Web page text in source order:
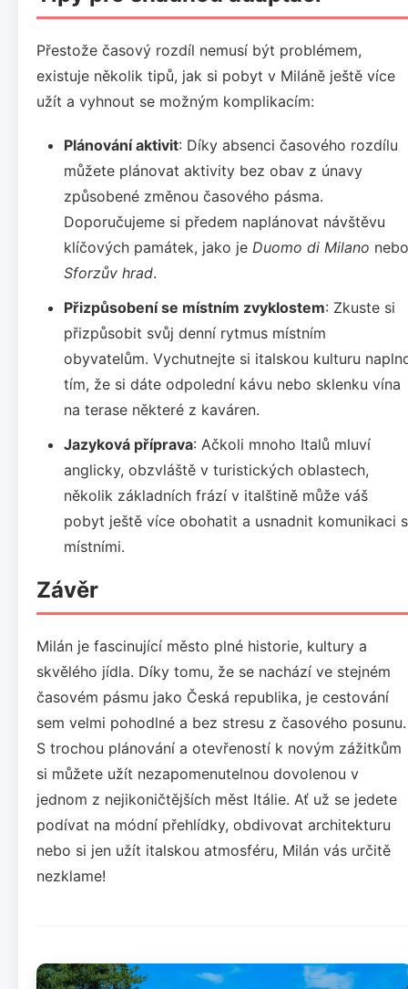
Přestože časový rozdíl nemusí být problémem,
existuje několik tipů, jak si pobyt v Miláně ještě více
užít a vyhnout se možným komplikacím:
Plánování aktivit: Díky absenci časového rozdílu
můžete plánovat aktivity bez obav z únavy
způsobené změnou časového pásma.
Doporučujeme si předem naplánovat návštěvu
klíčových památek, jako je Duomo di Milano nebo
Sforzův hrad.
Přizpůsobení se místním zvyklostem: Zkuste si
přizpůsobit svůj denní rytmus místním
obyvatelům. Vychutnejte si italskou kulturu
tím, že si dáte odpolední kávu nebo sklenku vína
na terase některé z kaváren.
Jazyková příprava: Ačkoli mnoho Italů mluví
anglicky, obzvláště v turistických oblastech,
několik základních frází v italštině může váš
pobyt ještě více obohatit a usnadnit komunikaci s
místními.
Závěr
Milán je fascinující město plné historie, kultury a
skvělého jídla. Díky tomu, že se nachází ve stejném
časovém pásmu jako Česká republika, je cestování
sem velmi pohodlné a bez stresu z časového posunu.
S trochou plánování a otevřeností k novým zážitkům
si můžete užít nezapomenutelnou dovolenou v
jednom z nejikoničtějších měst Itálie. Ať už se jedete
podívat na módní přehlídky, obdivovat architekturu
nebo si jen užít italskou atmosféru, Milán vás určitě
nezklame!